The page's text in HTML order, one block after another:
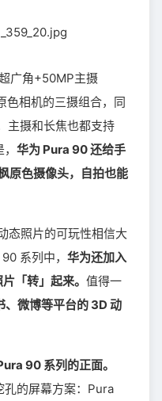
广角+50MP主摄
相机的三摄组合，同
主摄和长焦也都支持
华为 Pura 90 还给手
原色摄像头，自拍也能
态照片的可玩性相信大
系列中， 华为还加入
「转」起来。 值得一
、微博等平台的 3D 动
90 系列的正面。
孔的屏幕方案：Pura